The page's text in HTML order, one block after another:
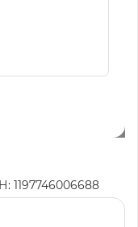
1197746006688